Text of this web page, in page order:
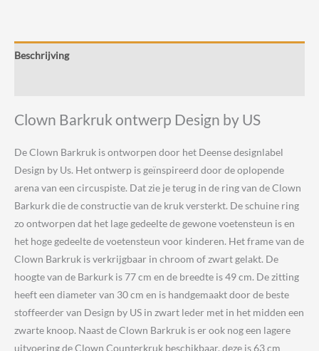
US
aantal
Beschrijving
Clown Barkruk ontwerp Design by US
De Clown Barkruk is ontworpen door het Deense designlabel
Design by Us. Het ontwerp is geïnspireerd door de oplopende
arena van een circuspiste. Dat zie je terug in de ring van de Clown
Barkurk die de constructie van de kruk versterkt. De schuine ring
zo ontworpen dat het lage gedeelte de gewone voetensteun is en
het hoge gedeelte de voetensteun voor kinderen. Het frame van de
Clown Barkruk is verkrijgbaar in chroom of zwart gelakt. De
hoogte van de Barkurk is 77 cm en de breedte is 49 cm. De zitting
heeft een diameter van 30 cm en is handgemaakt door de beste
stoffeerder van Design by US in zwart leder met in het midden een
zwarte knoop. Naast de Clown Barkruk is er ook nog een lagere
uitvoering de Clown Counterkruk beschikbaar, deze is 63 cm